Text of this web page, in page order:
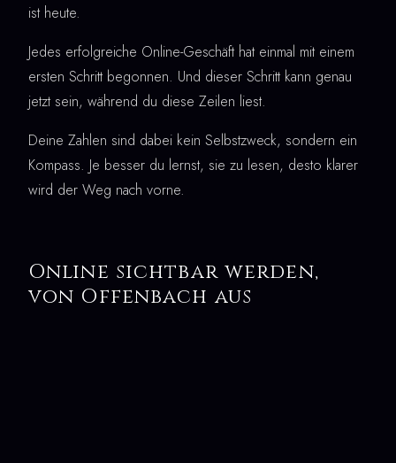
ist heute.
Jedes erfolgreiche Online-Geschäft hat einmal mit einem
ersten Schritt begonnen. Und dieser Schritt kann genau
jetzt sein, während du diese Zeilen liest.
Deine Zahlen sind dabei kein Selbstzweck, sondern ein
Kompass. Je besser du lernst, sie zu lesen, desto klarer
wird der Weg nach vorne.
Online sichtbar werden,
von Offenbach aus